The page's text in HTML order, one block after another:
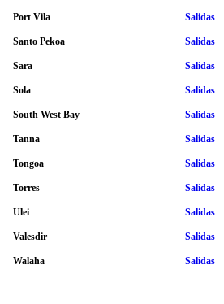
Port Vila Salidas
Santo Pekoa Salidas
Sara Salidas
Sola Salidas
South West Bay Salidas
Tanna Salidas
Tongoa Salidas
Torres Salidas
Ulei Salidas
Valesdir Salidas
Walaha Salidas